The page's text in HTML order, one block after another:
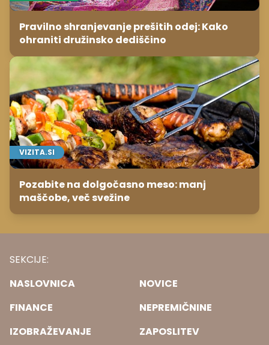
Pravilno shranjevanje prešitih odej: Kako
ohraniti družinsko dediščino
VIZITA.SI
Pozabite na dolgočasno meso: manj
maščobe, več svežine
SEKCIJE:
NASLOVNICA
NOVICE
FINANCE
NEPREMIČNINE
IZOBRAŽEVANJE
ZAPOSLITEV